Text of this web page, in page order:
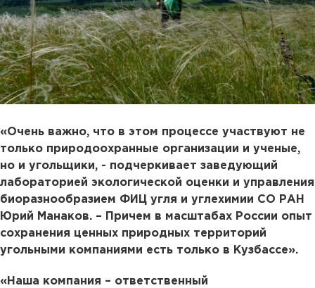
«Очень важно, что в этом процессе участвуют не
только природоохранные организации и ученые,
но и угольщики, - подчеркивает заведующий
лабораторией экологической оценки и управления
биоразнообразием ФИЦ угля и углехимии СО РАН
Юрий Манаков. – Причем в масштабах России опыт
сохранения ценных природных территорий
угольными компаниями есть только в Кузбассе».
«Наша компания – ответственный